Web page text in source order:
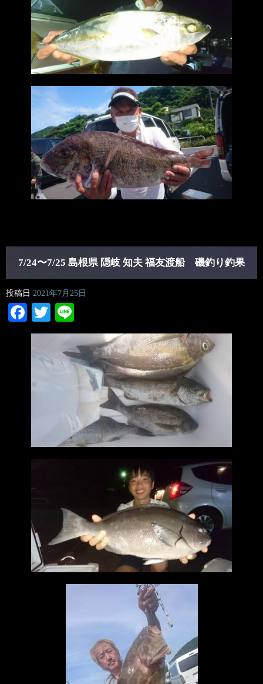
7/24〜7/25 島根県 隠岐 知夫 福友渡船 磯釣り釣果
投稿日 2021年7月25日
Facebook
Twitter